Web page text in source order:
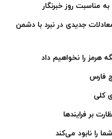
روز خبرنگار
جدیدی در نبرد با دشمن
هرمز را نخواهیم داد
فارس
کلی
بر فرایندها
را نابود می‌کند